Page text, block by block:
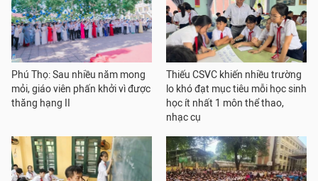
Phú Thọ: Sau nhiều năm mong
mỏi, giáo viên phấn khởi vì được
thăng hạng II
Thiếu CSVC khiến nhiều trường
lo khó đạt mục tiêu mỗi học sinh
học ít nhất 1 môn thể thao,
nhạc cụ